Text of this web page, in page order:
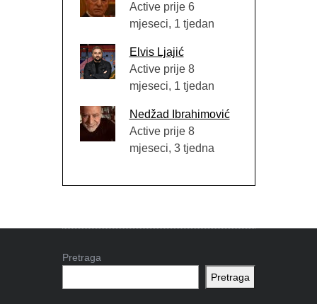
Active prije 6
mjeseci, 1 tjedan
Elvis Ljajić
Active prije 8
mjeseci, 1 tjedan
Nedžad Ibrahimović
Active prije 8
mjeseci, 3 tjedna
Pretraga
Pretraga